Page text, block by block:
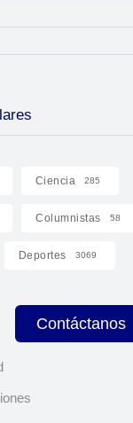
Ciencia 285
Columnistas 58
Deportes 3069
Contáctanos